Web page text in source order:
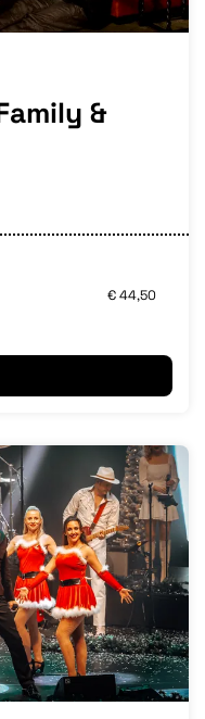
&
€ 44,50